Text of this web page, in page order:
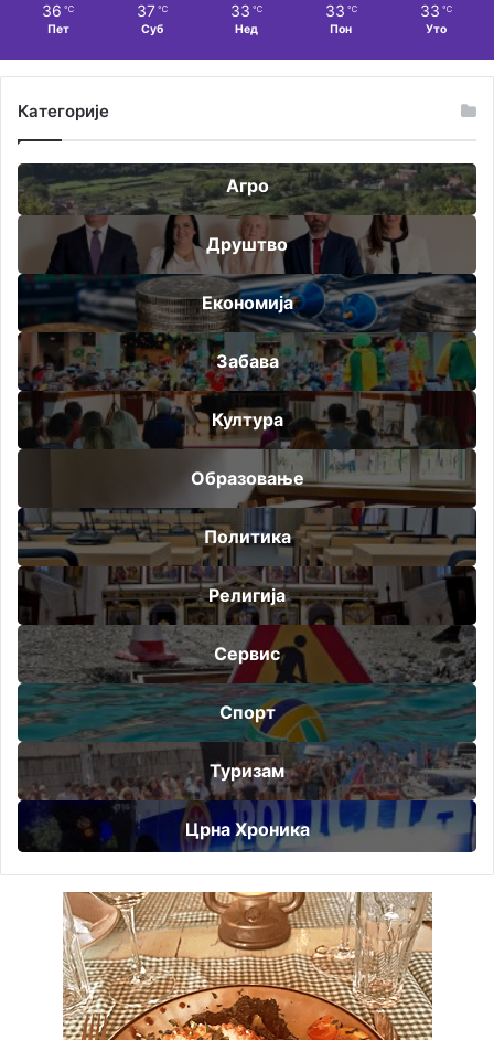
36 ℃
Пет
37 ℃
Суб
33 ℃
Нед
33 ℃
Пон
33 ℃
Уто
Категорије
Агро
Друштво
Економија
Забава
Култура
Образовање
Политика
Религија
Сервис
Спорт
Туризам
Црна Хроника